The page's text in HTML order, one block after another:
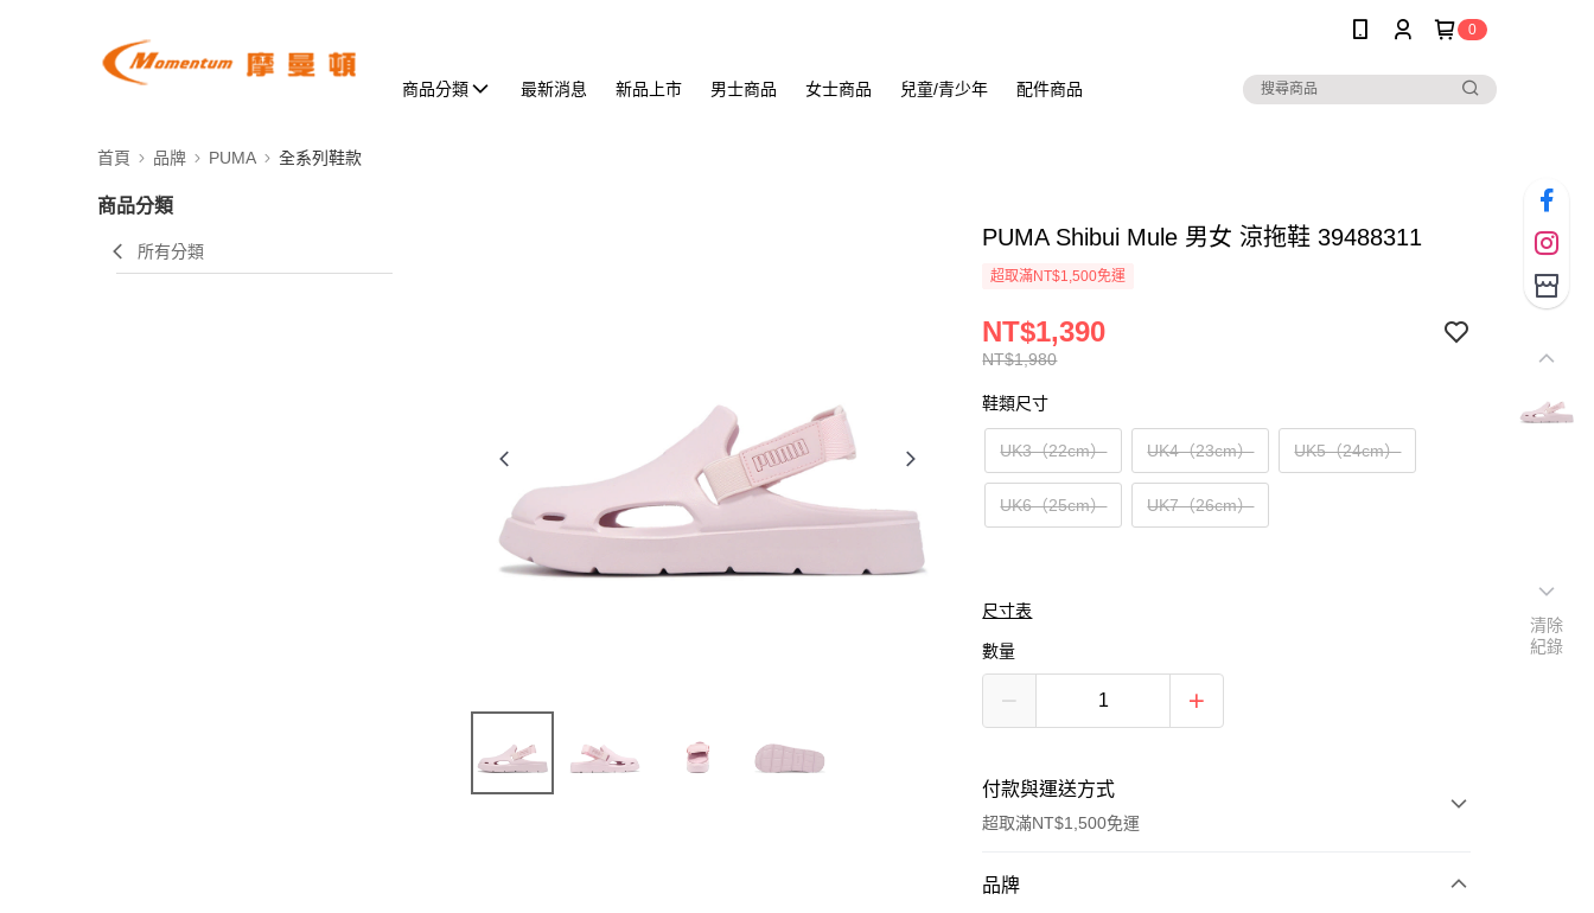
0
商品分類 最新消息 新品上市 男士商品 女士商品 兒童/青少年 配件商品
首頁 品牌 PUMA 全系列鞋款
商品分類
所有分類
PUMA Shibui Mule 男女 涼拖鞋 39488311
超取滿NT$1,500免運
NT$1,980
NT$1,390
鞋類尺寸
UK3（22cm） UK4（23cm） UK5（24cm）
UK6（25cm） UK7（26cm）
尺寸表
數量
付款與運送方式
超取滿NT$1,500免運
付款方式
品牌
清除
紀錄